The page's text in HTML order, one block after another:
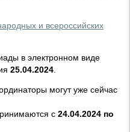
и всероссийских
в электронном виде
25.04.2024
могут уже сейчас
с 24.04.2024 по